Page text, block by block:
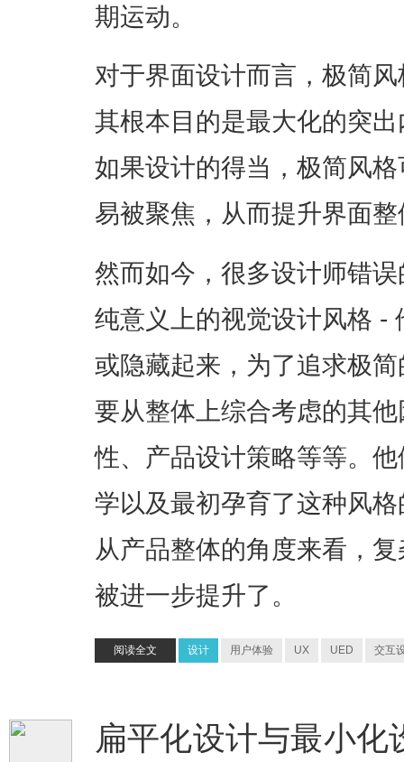
期运动。
对于界面设计而言，极简
其根本目的是最大化的突
如果设计的得当，极简风
易被聚焦，从而提升界面
然而如今，很多设计师错
纯意义上的视觉设计风格 -
或隐藏起来，为了追求极
要从整体上综合考虑的其
性、产品设计策略等等。
学以及最初孕育了这种风
从产品整体的角度来看，
被进一步提升了。
阅读全文 设计 用户体验 UX UED 交互
扁平化设计与最小